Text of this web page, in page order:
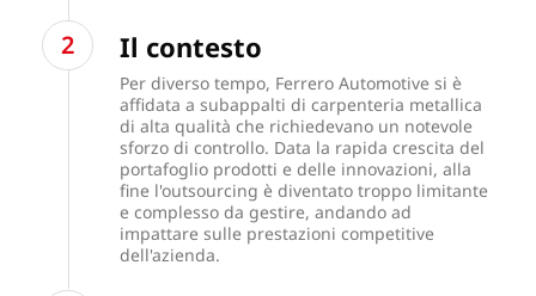
Il contesto
Per diverso tempo, Ferrero Automotive si è
affidata a subappalti di carpenteria metallica
di alta qualità che richiedevano un notevole
sforzo di controllo. Data la rapida crescita del
portafoglio prodotti e delle innovazioni, alla
fine l'outsourcing è diventato troppo limitante
e complesso da gestire, andando ad
impattare sulle prestazioni competitive
dell'azienda.